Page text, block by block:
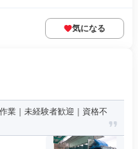
気になる
業｜未経験者歓迎｜資格不